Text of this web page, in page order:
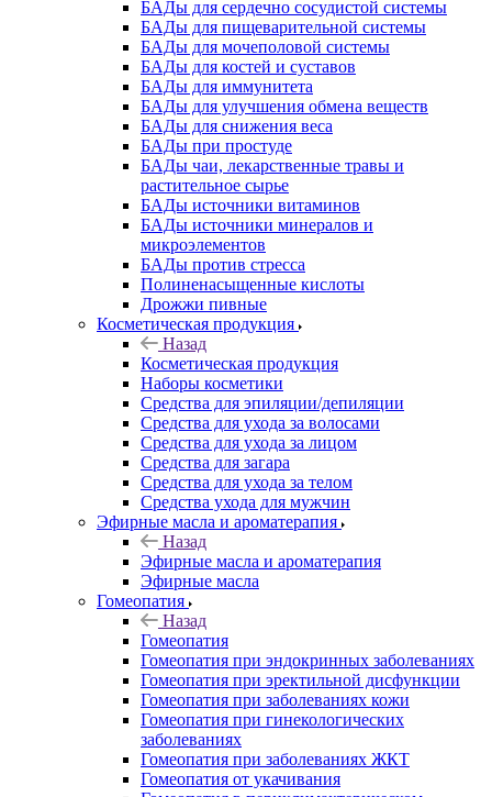
БАДы для сердечно сосудистой системы
БАДы для пищеварительной системы
БАДы для мочеполовой системы
БАДы для костей и суставов
БАДы для иммунитета
БАДы для улучшения обмена веществ
БАДы для снижения веса
БАДы при простуде
БАДы чаи, лекарственные травы и
растительное сырье
БАДы источники витаминов
БАДы источники минералов и
микроэлементов
БАДы против стресса
Полиненасыщенные кислоты
Дрожжи пивные
Косметическая продукция
Назад
Косметическая продукция
Наборы косметики
Средства для эпиляции/депиляции
Средства для ухода за волосами
Средства для ухода за лицом
Средства для загара
Средства для ухода за телом
Средства ухода для мужчин
Эфирные масла и ароматерапия
Назад
Эфирные масла и ароматерапия
Эфирные масла
Гомеопатия
Назад
Гомеопатия
Гомеопатия при эндокринных заболеваниях
Гомеопатия при эректильной дисфункции
Гомеопатия при заболеваниях кожи
Гомеопатия при гинекологических
заболеваниях
Гомеопатия при заболеваниях ЖКТ
Гомеопатия от укачивания